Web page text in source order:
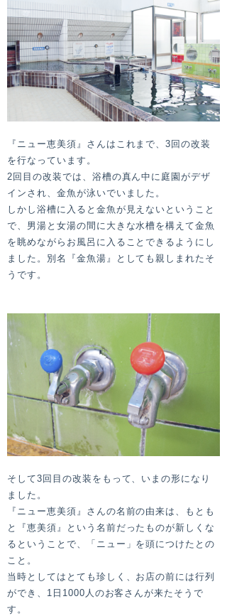
『ニュー恵美須』さんはこれまで、3回の改装
を行なっています。
2回目の改装では、浴槽の真ん中に庭園がデザ
インされ、金魚が泳いでいました。
しかし浴槽に入ると金魚が見えないということ
で、男湯と女湯の間に大きな水槽を構えて金魚
を眺めながらお風呂に入ることできるようにし
ました。別名『金魚湯』としても親しまれたそ
うです。
そして3回目の改装をもって、いまの形になり
ました。
『ニュー恵美須』さんの名前の由来は、もとも
と『恵美須』という名前だったものが新しくな
るということで、「ニュー」を頭につけたとの
こと。
当時としてはとても珍しく、お店の前には行列
ができ、1日1000人のお客さんが来たそうで
す。